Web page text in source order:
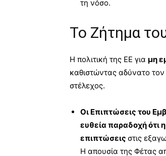
τη νόσο.
Το Ζήτημα
Η πολιτική της ΕΕ για μη
καθιστώντας αδύνατο
στέλεχος.
Οι Επιπτώσεις του
ευθεία παραδοχή ότι
επιπτώσεις στις
Η απουσία της Φέτας